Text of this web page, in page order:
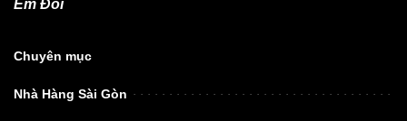
Em Đói
Chuyên mục
Nhà Hàng Sài Gòn